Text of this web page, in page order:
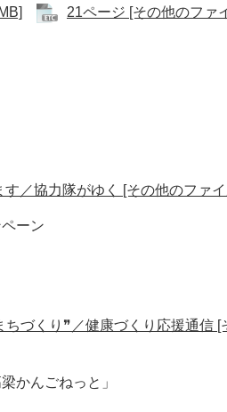
21ページ [その他のファ
／協力隊がゆく [その他のファイ
ーン
づくり❞／健康づくり応援通信 [
かんごねっと」